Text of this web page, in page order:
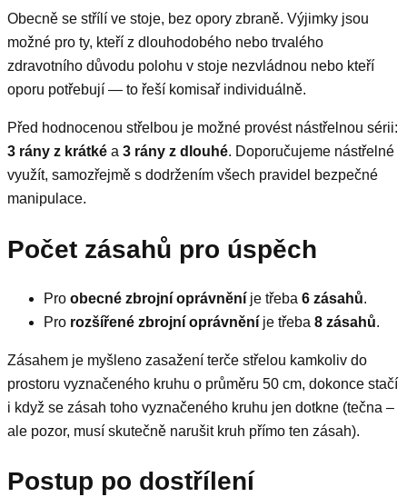
Obecně se střílí ve stoje, bez opory zbraně. Výjimky jsou
možné pro ty, kteří z dlouhodobého nebo trvalého
zdravotního důvodu polohu v stoje nezvládnou nebo kteří
oporu potřebují — to řeší komisař individuálně.
Před hodnocenou střelbou je možné provést nástřelnou sérii:
3 rány z krátké a 3 rány z dlouhé. Doporučujeme nástřelné
využít, samozřejmě s dodržením všech pravidel bezpečné
manipulace.
Počet zásahů pro úspěch
Pro obecné zbrojní oprávnění je třeba 6 zásahů.
Pro rozšířené zbrojní oprávnění je třeba 8 zásahů.
Zásahem je myšleno zasažení terče střelou kamkoliv do
prostoru vyznačeného kruhu o průměru 50 cm, dokonce stačí
i když se zásah toho vyznačeného kruhu jen dotkne (tečna –
ale pozor, musí skutečně narušit kruh přímo ten zásah).
Postup po dostřílení